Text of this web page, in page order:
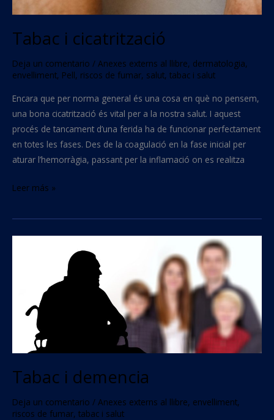
Tabac i cicatrització
Deja un comentario / Anexes externs al llibre, dermatologia,
envelliment, Pell, riscos de fumar, salut, tabac i salut
Encara que per norma general és una cosa en què no pensem,
una bona cicatrització és vital per a la nostra salut. I aquest
procés de tancament d’una ferida ha de funcionar perfectament
en totes les fases. Des de la coagulació en la fase inicial per
aturar l’hemorràgia, passant per la inflamació on es realitza
Leer más »
Tabac i demencia
Deja un comentario / Anexes externs al llibre, envelliment,
riscos de fumar, tabac i salut